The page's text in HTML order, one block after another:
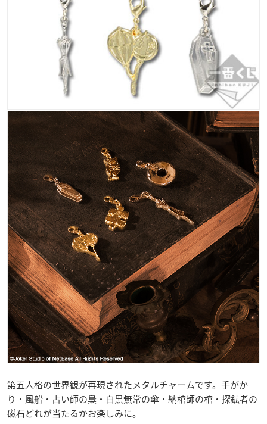
第五人格の世界観が再現されたメタルチャームです。手がか
り・風船・占い師の梟・白黒無常の傘・納棺師の棺・探鉱者の
磁石どれが当たるかお楽しみに。